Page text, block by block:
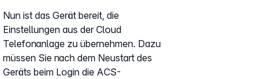
Nun ist das Gerät bereit, die
Einstellungen aus der Cloud
Telefonanlage zu übernehmen. Dazu
müssen Sie nach dem Neustart des
Geräts beim Login die ACS-